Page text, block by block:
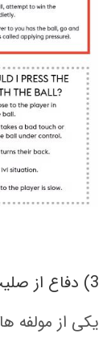
3) دفاع از صلیب ها
یکی از مولفه